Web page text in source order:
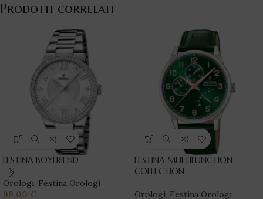
Prodotti correlati
FESTINA BOYFRIEND
Orologi, Festina Orologi
99,00 €
FESTINA MULTIFUNCTION
COLLECTION
Orologi, Festina Orologi